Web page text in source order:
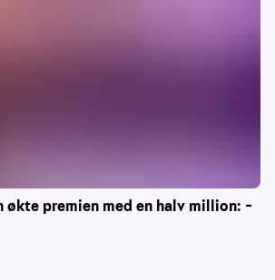
premien med en halv million: –